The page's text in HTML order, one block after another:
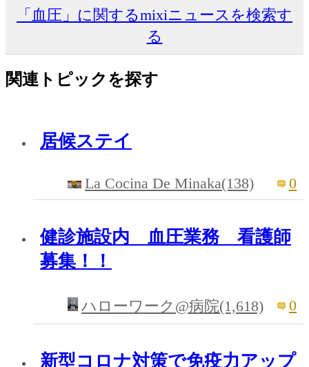
「血圧」に関するmixiニュースを検索す
る
関連トピックを探す
居候ステイ
La Cocina De Minaka(138) 0
健診施設内 血圧業務 看護師
募集！！
ハローワーク@病院(1,618) 0
新型コロナ対策で免疫力アップ